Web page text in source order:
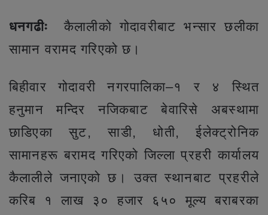
धनगढीः
कैलालीको गोदावरीबाट भन्सार छलीका
सामान वरामद गरिएको छ।
बिहीवार गोदावरी नगरपालिका–१ र ४ स्थित
हनुमान मन्दिर नजिकबाट बेवारिसे अबस्थामा
छाडिएका सुट, साडी, धोती, ईलेक्ट्रोनिक
सामानहरू बरामद गरिएको जिल्ला प्रहरी कार्यालय
कैलालीले जनाएको छ। उक्त स्थानबाट प्रहरीले
करिब १ लाख ३० हजार ६५० मूल्य बराबरका